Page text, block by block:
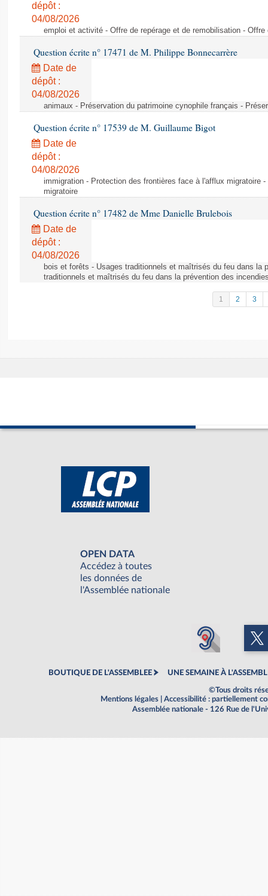
dépôt :
04/08/2026
emploi et activité - Offre de repérage et de remobilisation -
Question écrite n° 17471 de M. Philippe Bonnecarrère
Date de
dépôt :
04/08/2026
animaux - Préservation du patrimoine cynophile français -
Question écrite n° 17539 de M. Guillaume Bigot
Date de
dépôt :
04/08/2026
immigration - Protection des frontières face à l'afflux migratoire
migratoire
Question écrite n° 17482 de Mme Danielle Brulebois
Date de
dépôt :
04/08/2026
bois et forêts - Usages traditionnels et maîtrisés du feu dans la
traditionnels et maîtrisés du feu dans la prévention des
1 2 3
OPEN DATA
Accédez à toutes
les données de
l'Assemblée nationale
BOUTIQUE DE L'ASSEMBLEE UNE SEMAINE À
©Tous droits
Mentions légales
Accessibilité : partiellement
Assemblée nationale - 126 Rue de